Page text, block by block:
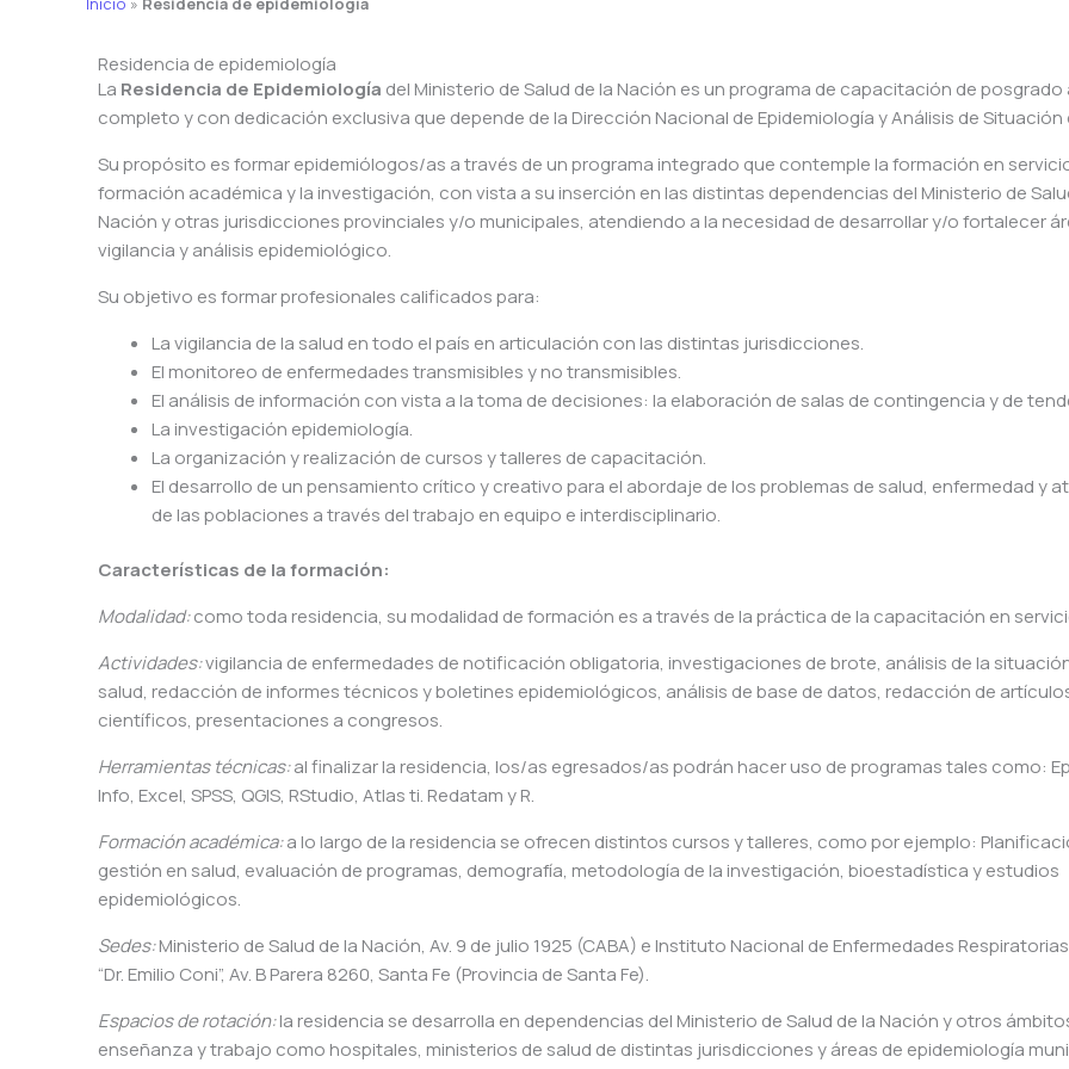
Residencia de epidemiología
La Residencia de Epidemiología del Ministerio de Salud de la Nación es un programa de capacitación de posgrado
completo y con dedicación exclusiva que depende de la Dirección Nacional de Epidemiología y Análisis de Situación
Su propósito es formar epidemiólogos/as a través de un programa integrado que contemple la formación en
formación académica y la investigación, con vista a su inserción en las distintas dependencias del Ministerio de
Nación y otras jurisdicciones provinciales y/o municipales, atendiendo a la necesidad de desarrollar y/o fortalecer
vigilancia y análisis epidemiológico.
Su objetivo es formar profesionales calificados para:
La vigilancia de la salud en todo el país en articulación con las distintas jurisdicciones.
El monitoreo de enfermedades transmisibles y no transmisibles.
El análisis de información con vista a la toma de decisiones: la elaboración de salas de contingencia y de
La investigación epidemiología.
La organización y realización de cursos y talleres de capacitación.
El desarrollo de un pensamiento crítico y creativo para el abordaje de los problemas de salud, enfermedad y
de las poblaciones a través del trabajo en equipo e interdisciplinario.
Características de la formación:
Modalidad:como toda residencia, su modalidad de formación es a través de la práctica de la capacitación en
Actividades:vigilancia de enfermedades de notificación obligatoria, investigaciones de brote, análisis de la
salud, redacción de informes técnicos y boletines epidemiológicos, análisis de base de datos, redacción de
científicos, presentaciones a congresos.
Herramientas técnicas:al finalizar la residencia, los/as egresados/as podrán hacer uso de programas tales como:
Info, Excel, SPSS, QGIS, RStudio, Atlas ti. Redatam y R.
Formación académica:a lo largo de la residencia se ofrecen distintos cursos y talleres, como por ejemplo:
gestión en salud, evaluación de programas, demografía, metodología de la investigación, bioestadística y estudios
epidemiológicos.
Sedes:Ministerio de Salud de la Nación, Av. 9 de julio 1925 (CABA) e Instituto Nacional de Enfermedades Respiratorias
“Dr. Emilio Coni”, Av. B Parera 8260, Santa Fe (Provincia de Santa Fe).
Espacios de rotación:la residencia se desarrolla en dependencias del Ministerio de Salud de la Nación y otros
enseñanza y trabajo como hospitales, ministerios de salud de distintas jurisdicciones y áreas de epidemiología